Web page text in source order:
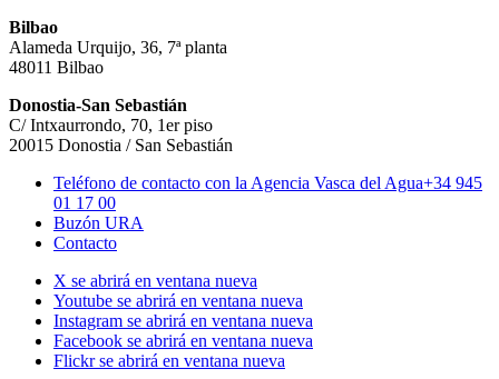
Bilbao
Alameda Urquijo, 36, 7ª planta
48011 Bilbao
Donostia-San Sebastián
C/ Intxaurrondo, 70, 1er piso
20015 Donostia / San Sebastián
Teléfono de contacto con la Agencia Vasca del Agua+34 945
01 17 00
Buzón URA
Contacto
X se abrirá en ventana nueva
Youtube se abrirá en ventana nueva
Instagram se abrirá en ventana nueva
Facebook se abrirá en ventana nueva
Flickr se abrirá en ventana nueva